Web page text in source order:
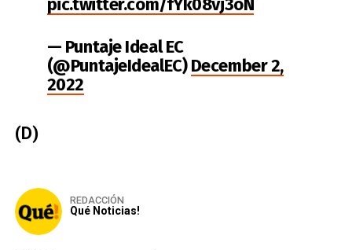
— Puntaje Ideal EC
(@PuntajeIdealEC)December 2,
2022
(D)
REDACCIÓN
Qué Noticias!